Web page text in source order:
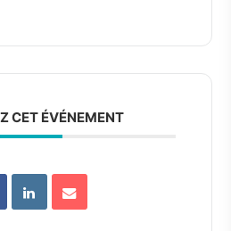
CET ÉVÉNEMENT